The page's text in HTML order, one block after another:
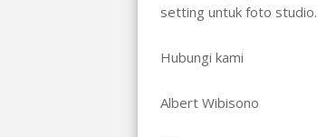
setting untuk foto studio.
Hubungi kami
Albert Wibisono